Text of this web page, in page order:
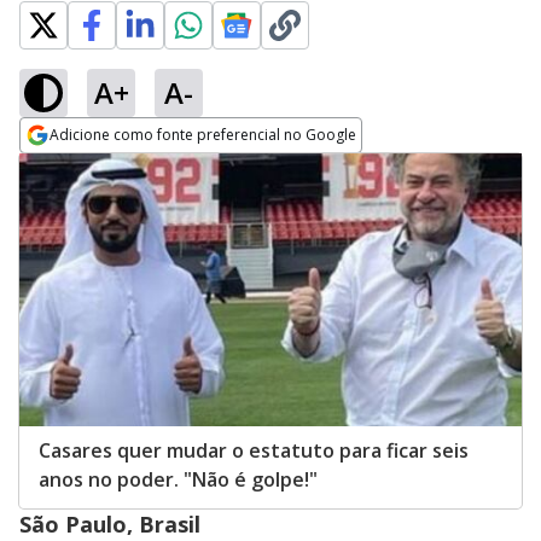
A+ A-
Adicione como fonte preferencial no Google
Opens in new window
Casares quer mudar o estatuto para ficar seis
anos no poder. "Não é golpe!"
São Paulo, Brasil